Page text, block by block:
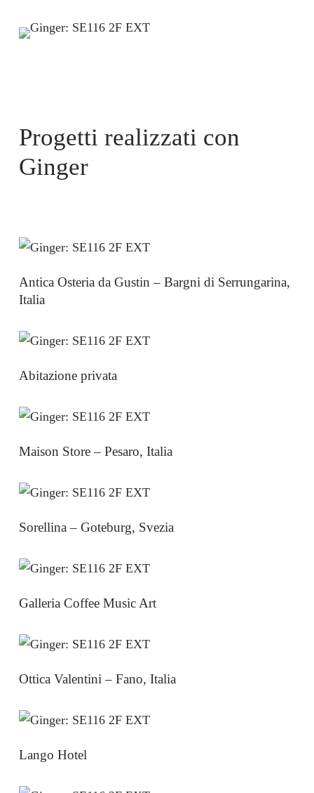
Progetti realizzati con
Ginger
Antica Osteria da Gustin – Bargni di Serrungarina,
Italia
Abitazione privata
Maison Store – Pesaro, Italia
Sorellina – Goteburg, Svezia
Galleria Coffee Music Art
Ottica Valentini – Fano, Italia
Lango Hotel